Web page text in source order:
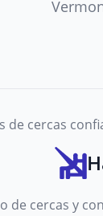
de cercas
de cercas y